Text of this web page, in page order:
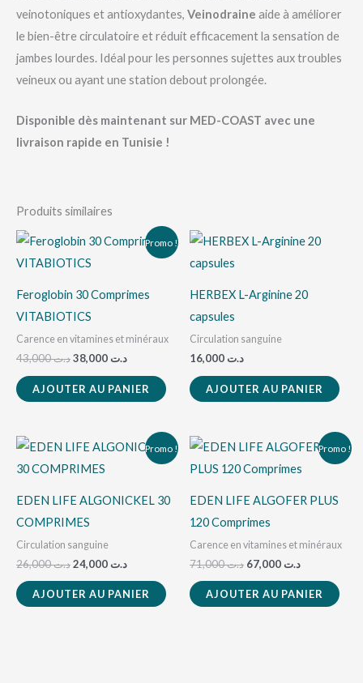
veinotoniques et antioxydantes, Veinodraine aide à améliorer
le bien-être circulatoire et réduit efficacement la sensation de
jambes lourdes. Idéal pour les personnes sujettes aux troubles
veineux ou ayant une station debout prolongée.
Disponible dès maintenant sur MED-COAST avec une
livraison rapide en Tunisie !
Produits similaires
Promo !
Feroglobin 30 Comprimes
VITABIOTICS
Carence en vitamines et minéraux
د.ت43,000
Le
prix
initial
د.ت 43,000.
د.ت
Le
prix
AJOUTER AU PANIER
HERBEX L-Arginine 20
capsules
Circulation sanguine
د.ت
AJOUTER AU PANIER
Promo !
EDEN LIFE ALGONICKEL 30
COMPRIMES
Circulation sanguine
د.ت26,000
Le
prix
initial
د.ت 26,000.
د.ت
Le
prix
AJOUTER AU PANIER
Promo !
EDEN LIFE ALGOFER PLUS
120 Comprimes
Carence en vitamines et minéraux
د.ت71,000
Le
prix
initial
د.ت 71,000.
د.ت
Le
prix
actuel
AJOUTER AU PANIER